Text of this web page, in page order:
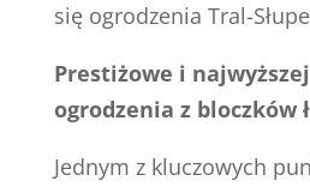
się ogrodzenia Tral-
Prestiżowe i
ogrodzenia z bloczków
Jednym z kluczowych